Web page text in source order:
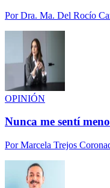
PorDra. Ma. Del Rocío
OPINIÓN
Nunca me sentí
PorMarcela Trejos